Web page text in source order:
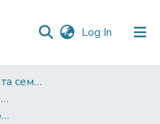
Log In (current)
012. Конференції та семінари НаУКМА
Інноваційні ідеї в економічній науці: пошуки вирішення сучасних проблем: матеріали науково-практичної конференції
(2024) : матеріали науково-практичної конференції, 2024 рік